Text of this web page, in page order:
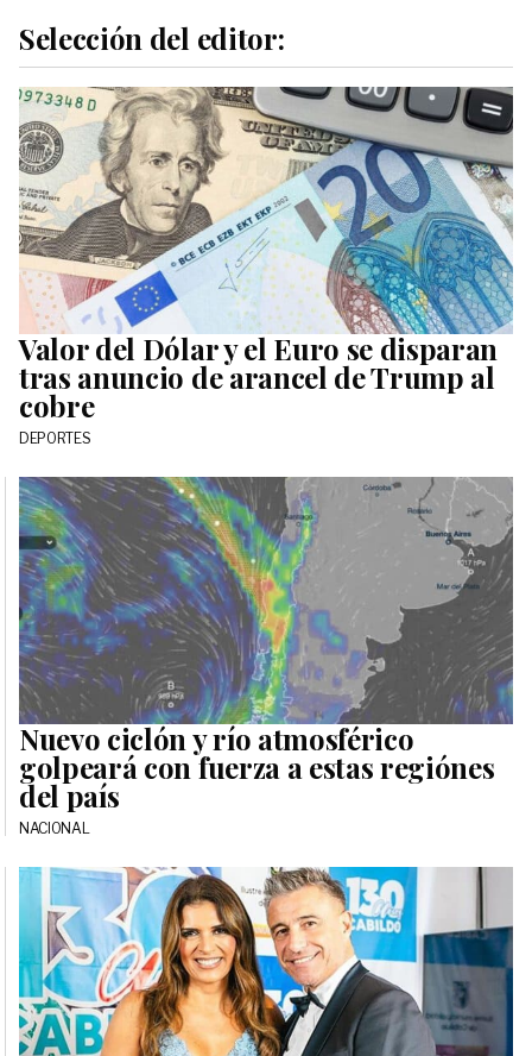
Selección del editor:
Valor del Dólar y el Euro se disparan
tras anuncio de arancel de Trump al
cobre
DEPORTES
Nuevo ciclón y río atmosférico
golpeará con fuerza a estas regiónes
del país
NACIONAL